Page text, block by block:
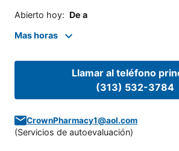
Abierto hoy: De a
Mas horas
Llamar al teléfono
(313) 532-3784
CrownPharmacy1@aol.com
(Servicios de autoevaluación)